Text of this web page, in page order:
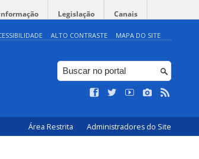
Legislação Canais
ALTO CONTRASTE MAPA DO SITE
Área Restrita Administradores do Site